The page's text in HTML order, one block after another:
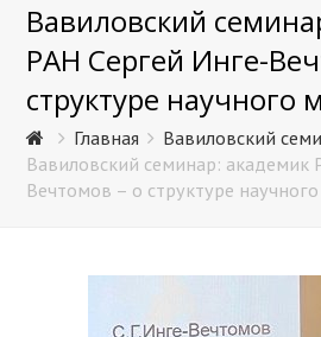
Вавиловский
РАН Сергей Инге-
структуре научного
Главная Вавиловский
Вавиловский семинар: академик
Вечтомов – о структуре